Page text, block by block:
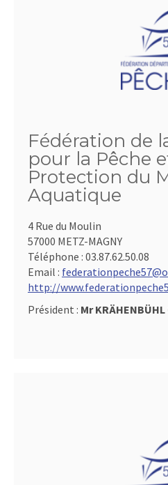
Fédération de
pour la Pêche
Protection du
Aquatique
4 Rue du Moulin
57000 METZ-MAGNY
Téléphone : 03.87.62.50.08
Email :
http://
Président : Mr